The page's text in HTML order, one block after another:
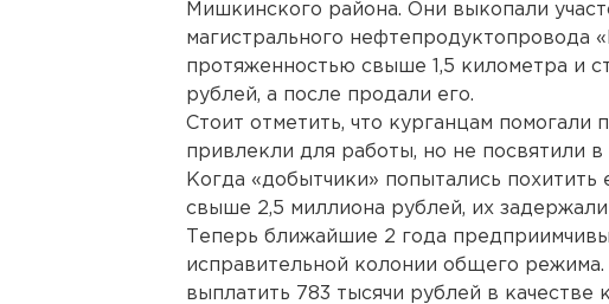
Мишкинского района. Они выкопали
магистрального нефтепродуктопровода
протяженностью свыше 1,5 километра и
рублей, а после продали его.
Стоит отметить, что курганцам
привлекли для работы, но не посвятили
Когда «добытчики» попытались
свыше 2,5 миллиона рублей, их
Теперь ближайшие 2 года
исправительной колонии общего
выплатить 783 тысячи рублей в качестве